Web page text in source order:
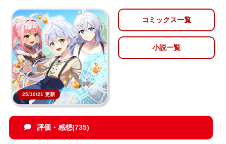
25/10/21 更新
コミックス一覧
小説一覧
評価・感想(735)